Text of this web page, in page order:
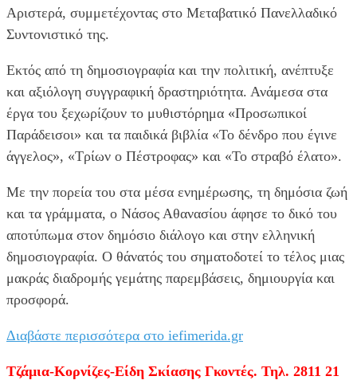
Αριστερά, συμμετέχοντας στο Μεταβατικό Πανελλαδικό
Συντονιστικό της.
Εκτός από τη δημοσιογραφία και την πολιτική, ανέπτυξε
και αξιόλογη συγγραφική δραστηριότητα. Ανάμεσα στα
έργα του ξεχωρίζουν το μυθιστόρημα «Προσωπικοί
Παράδεισοι» και τα παιδικά βιβλία «Το δένδρο που έγινε
άγγελος», «Τρίων ο Πέστροφας» και «Το στραβό έλατο».
Με την πορεία του στα μέσα ενημέρωσης, τη δημόσια ζωή
και τα γράμματα, ο Νάσος Αθανασίου άφησε το δικό του
αποτύπωμα στον δημόσιο διάλογο και στην ελληνική
δημοσιογραφία. Ο θάνατός του σηματοδοτεί το τέλος μιας
μακράς διαδρομής γεμάτης παρεμβάσεις, δημιουργία και
προσφορά.
Διαβάστε περισσότερα στο iefimerida.gr
Τζάμια-Κορνίζες-Είδη Σκίασης Γκοντές. Τηλ. 2811 21